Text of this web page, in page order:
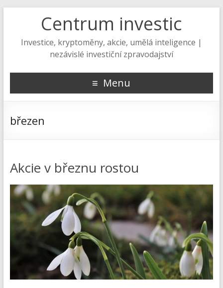
Centrum investic
Investice, kryptoměny, akcie, umělá inteligence |
nezávislé investiční zpravodajství
Menu
březen
Akcie v březnu rostou